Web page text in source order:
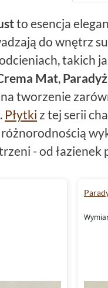
to esencja
do wnętrz
takich
Mat,
tworzenie
Płytki z tej serii
- od łazienek
-